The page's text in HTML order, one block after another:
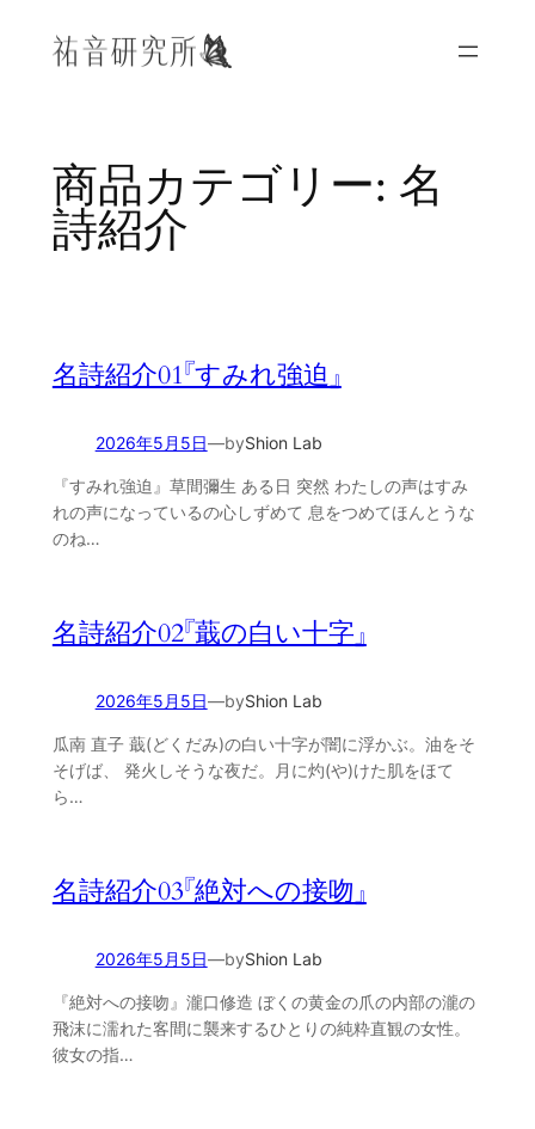
商品カテゴリー: 名
詩紹介
名詩紹介01『すみれ強迫』
2026年5月5日—byShion Lab
『すみれ強迫』草間彌生 ある日 突然 わたしの声はすみ
れの声になっているの心しずめて 息をつめてほんとうな
のね…
名詩紹介02『蕺の白い十字』
2026年5月5日—byShion Lab
瓜南 直子 蕺(どくだみ)の白い十字が闇に浮かぶ。油をそ
そげば、 発火しそうな夜だ。月に灼(や)けた肌をほて
ら…
名詩紹介03『絶対への接吻』
2026年5月5日—byShion Lab
『絶対への接吻』瀧口修造 ぼくの黄金の爪の内部の瀧の
飛沫に濡れた客間に襲来するひとりの純粋直観の女性。
彼女の指…